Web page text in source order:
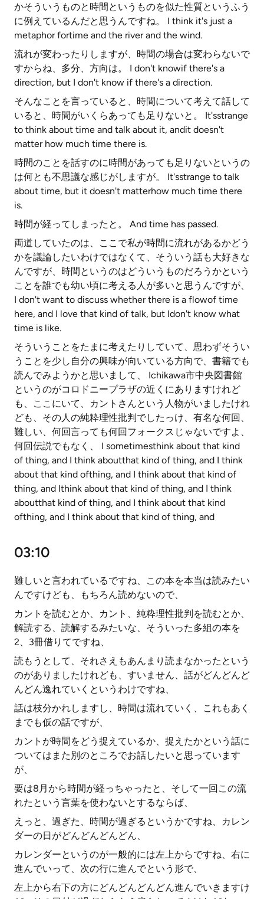
かそういうものと時間というものを似た性質というふう
に例えているんだと思うんですね。 I think it's just a
metaphor fortime and the river and the wind.
流れが変わったりしますが、時間の場合は変わらないで
すからね、多分、方向は。 I don't knowif there's a
direction, but I don't know if there's a direction.
そんなことを言っていると、時間について考えて話して
いると、時間がいくらあっても足りないと。 It'sstrange
to think about time and talk about it, andit doesn't
matter how much time there is.
時間のことを話すのに時間があっても足りないというの
は何とも不思議な感じがしますが。 It'sstrange to talk
about time, but it doesn't matterhow much time there
is.
時間が経ってしまったと。 And time has passed.
両道していたのは、ここで私が時間に流れがあるかどう
かを議論したいわけではなくて、そういう話も大好きな
んですが、時間というのはどういうものだろうかという
ことを誰でも幼い頃に考える人が多いと思うんですが、
I don't want to discuss whether there is a flowof time
here, and I love that kind of talk, but Idon't know what
time is like.
そういうことをたまに考えたりしていて、思わずそうい
うことを少し自分の興味が向いている方向で、書籍でも
読んでみようかと思いまして、 Ichikawa市中央図書館
というのがコロドニープラザの近くにありますけれど
も、ここにいて、カントさんという人物がいましたけれ
ども、その人の純粋理性批判でしたっけ、有名な何回、
難しい、何回言っても何回フォークスじゃないですよ、
何回伝説でもなく、 I sometimesthink about that kind
of thing, and I think aboutthat kind of thing, and I think
about that kind ofthing, and I think about that kind of
thing, and Ithink about that kind of thing, and I think
aboutthat kind of thing, and I think about that kind
ofthing, and I think about that kind of thing, and
03:10
難しいと言われているですね、この本を本当は読みたい
んですけども、もちろん読めないので、
カントを読むとか、カント、純粋理性批判を読むとか、
解読する、読解するみたいな、そういった多組の本を
2、3冊借りてですね、
読もうとして、それさえもあんまり読まなかったという
のがありましたけれども、すいません、話がどんどんど
んどん逸れていくというわけですね、
話は枝分かれしますし、時間は流れていく、これもあく
までも仮の話ですが、
カントが時間をどう捉えているか、捉えたかという話に
ついてはまた別のところでお話したいと思っています
が、
要は8月から時間が経っちゃったと、そして一回この流
れたという言葉を使わないとするならば、
えっと、過ぎた、時間が過ぎるというかですね、カレン
ダーの日がどんどんどんどん、
カレンダーというのが一般的には左上からですね、右に
進んでいって、次の行に進んでという形で、
左上から右下の方にどんどんどんどん進んでいきますけ